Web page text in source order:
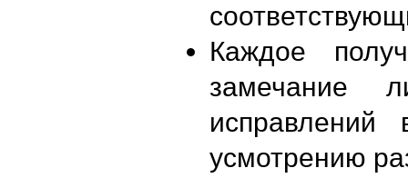
Каждое
замечание
исправлений
усмотрению